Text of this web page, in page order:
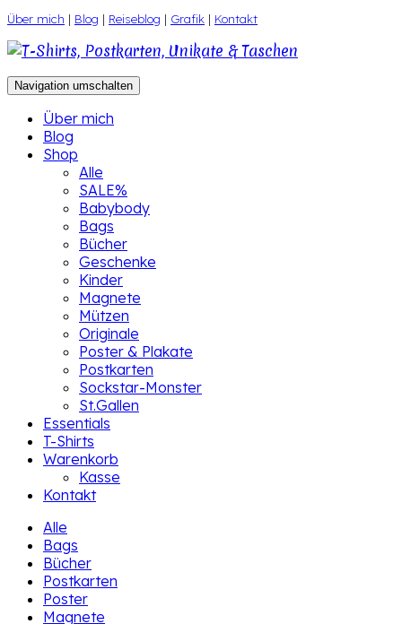
Zum
Inhalt
springen
Über mich | Blog | Reiseblog | Grafik | Kontakt
Navigation umschalten
Über mich
Blog
Shop
Alle
SALE%
Babybody
Bags
Bücher
Geschenke
Kinder
Magnete
Mützen
Originale
Poster & Plakate
Postkarten
Sockstar-Monster
St.Gallen
Essentials
T-Shirts
Warenkorb
Kasse
Kontakt
Alle
Bags
Bücher
Postkarten
Poster
Magnete